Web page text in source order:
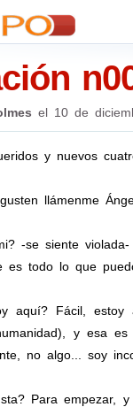
el 10 de
y nuevos
llámenme
-se siente
es todo lo que
aquí? Fácil,
y esa
no algo... soy
Para empezar,